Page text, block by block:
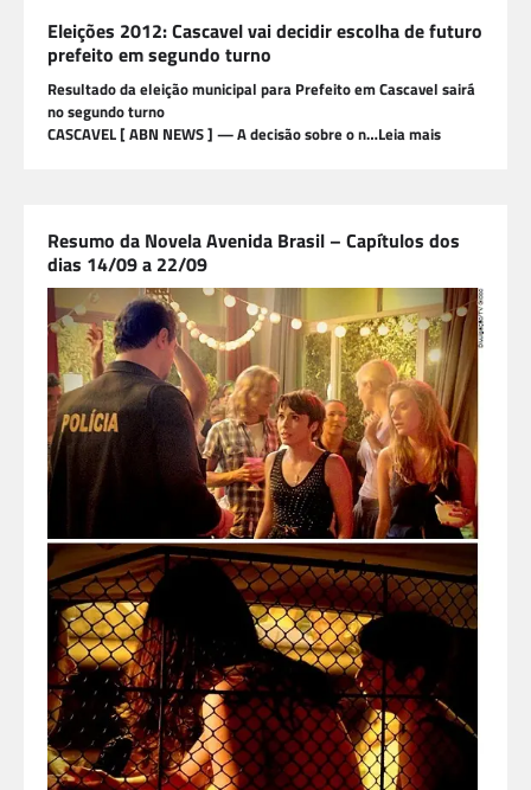
Eleições 2012: Cascavel vai decidir escolha de futuro
prefeito em segundo turno
Resultado da eleição municipal para Prefeito em Cascavel sairá
no segundo turno
CASCAVEL [ ABN NEWS ] — A decisão sobre o n…Leia mais
Resumo da Novela Avenida Brasil – Capítulos dos
dias 14/09 a 22/09